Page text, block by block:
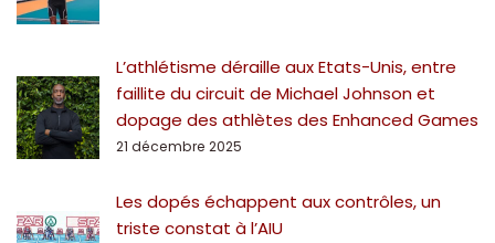
L’athlétisme déraille aux Etats-Unis, entre
faillite du circuit de Michael Johnson et
dopage des athlètes des Enhanced Games
21 décembre 2025
Les dopés échappent aux contrôles, un
triste constat à l’AIU